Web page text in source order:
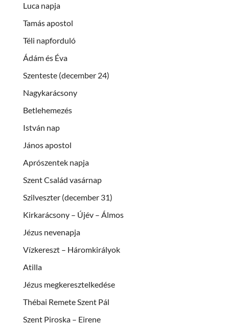
Luca napja
Tamás apostol
Téli napforduló
Ádám és Éva
Szenteste (december 24)
Nagykarácsony
Betlehemezés
István nap
János apostol
Aprószentek napja
Szent Család vasárnap
Szilveszter (december 31)
Kirkarácsony – Újév – Álmos
Jézus nevenapja
Vízkereszt – Háromkirályok
Atilla
Jézus megkeresztelkedése
Thébai Remete Szent Pál
Szent Piroska – Eirene